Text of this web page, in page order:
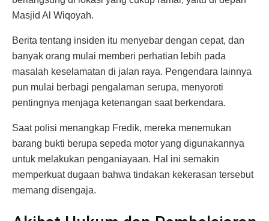
Masjid Al Wiqoyah.
Berita tentang insiden itu menyebar dengan cepat, dan
banyak orang mulai memberi perhatian lebih pada
masalah keselamatan di jalan raya. Pengendara lainnya
pun mulai berbagi pengalaman serupa, menyoroti
pentingnya menjaga ketenangan saat berkendara.
Saat polisi menangkap Fredik, mereka menemukan
barang bukti berupa sepeda motor yang digunakannya
untuk melakukan penganiayaan. Hal ini semakin
memperkuat dugaan bahwa tindakan kekerasan tersebut
memang disengaja.